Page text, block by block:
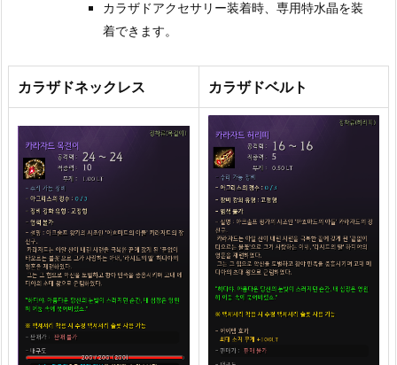
カラザドアクセサリー装着時、専用特水晶を装
着できます。
カラザドネックレス カラザドベルト